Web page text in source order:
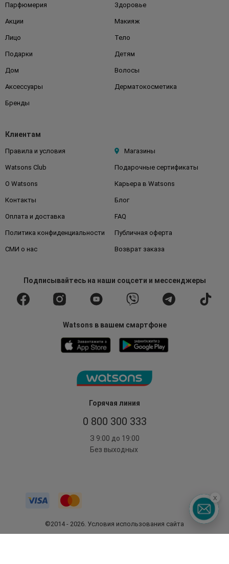
Горячая линия
0 800 300 333
З 9:00 до 19:00
Без выходных
Парфюмерия Здоровье
Акции Макияж
Лицо Тело
Подарки Детям
Дом Волосы
Аксессуары Дерматокосметика
Бренды
Клиентам
Правила и условия Магазины
Watsons Club Подарочные сертификаты
О Watsons Карьера в Watsons
Контакты Блог
Оплата и доставка FAQ
Политика конфиденциальности Публичная оферта
СМИ о нас Возврат заказа
Подписывайтесьна наши соцсети и мессенджеры
Watsons в вашем смартфоне
©2014 - 2026. Условия использования сайта
x